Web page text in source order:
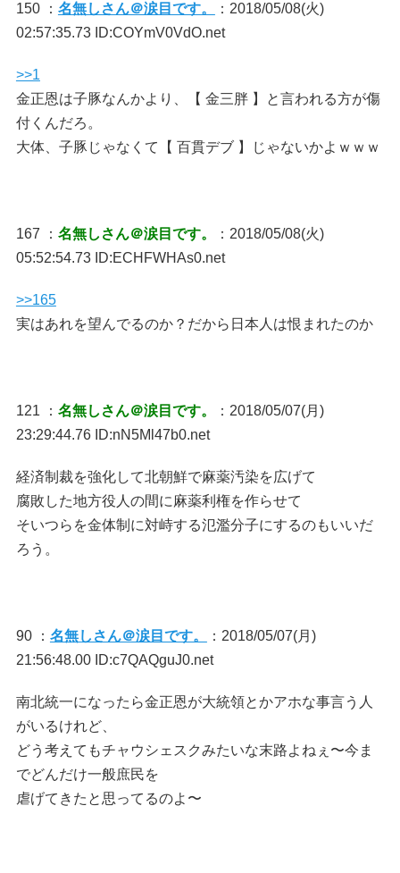
150 ： 名無しさん＠涙目です。
：2018/05/08(火)
02:57:35.73 ID:COYmV0VdO.net
>>1
金正恩は子豚なんかより、【 金三胖 】と言われる方が傷
付くんだろ。
大体、子豚じゃなくて【 百貫デブ 】じゃないかよｗｗｗ
167 ： 名無しさん＠涙目です。
：2018/05/08(火)
05:52:54.73 ID:ECHFWHAs0.net
>>165
実はあれを望んでるのか？だから日本人は恨まれたのか
121 ： 名無しさん＠涙目です。
：2018/05/07(月)
23:29:44.76 ID:nN5Ml47b0.net
経済制裁を強化して北朝鮮で麻薬汚染を広げて
腐敗した地方役人の間に麻薬利権を作らせて
そいつらを金体制に対峙する氾濫分子にするのもいいだ
ろう。
90 ： 名無しさん＠涙目です。
：2018/05/07(月)
21:56:48.00 ID:c7QAQguJ0.net
南北統一になったら金正恩が大統領とかアホな事言う人
がいるけれど、
どう考えてもチャウシェスクみたいな末路よねぇ〜今ま
でどんだけ一般庶民を
虐げてきたと思ってるのよ〜